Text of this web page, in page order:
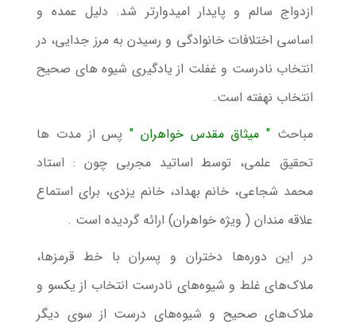
ازدواج سالم و پایدار امیدوارتر شد. دلیل عمده و
اساسی اختلافات خانوادگی و رسیدن به مرز جدایی، در
انتخاب نادرست و غفلت از یادگیری شیوه های صحیح
انتخاب نهفته است.
مباحث " میثاق مقدس خواهران "پس از مدت ها
تحقیق علمی، توسط اساتید مجربی چون : استاد
محمد شجاعی، خانم بهداد، خانم یزدی، برای استماع
علاقه مندان ( ویژه خواهران) ارائه گردیده است .
در این دوره‌ها دختران و پسران با خط قرمزها،
ملاک‌های غلط و شیوه‌های نادرست انتخاب از یکسو و
ملاک‌های صحیح و شیوه‌های درست از سوی دیگر